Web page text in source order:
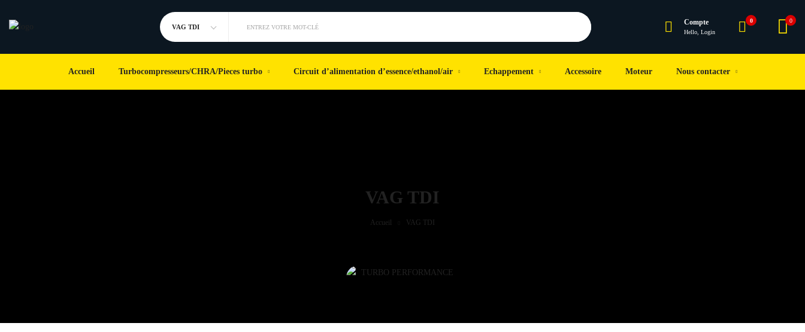
VAG TDI ENTREZ VOTRE MOT-CLÉ
Compte
Hello, Login
0 0
Accueil Turbocompresseurs/CHRA/Pieces turbo Circuit d’alimentation d’essence/ethanol/air Echappement Accessoire Moteur Nous contacter
VAG TDI
Accueil VAG TDI